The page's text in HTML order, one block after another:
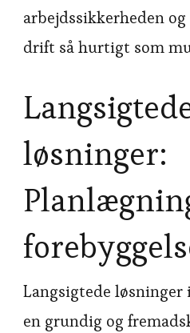
arbejdssikkerheden
drift så hurtigt som
løsninger:
Langsigtede
en grundig og